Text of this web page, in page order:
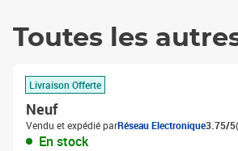
Toutes les
Livraison Offerte
Neuf
Vendu et expédié parRéseau Electronique3.75/5
En stock